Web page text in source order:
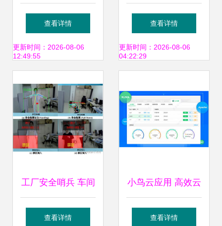
慧用电安全管理系
统 守护安全，助推
查看详情
更新时间：2026-08-06
12:49:55
系统必须找专业厂
家 安全系统监控服
查看详情
更新时间：2026-08-06
04:22:29
工厂安全哨兵 车间
异常行为智能感知
查看详情
小鸟云应用 高效云
服务器运维管理工
查看详情